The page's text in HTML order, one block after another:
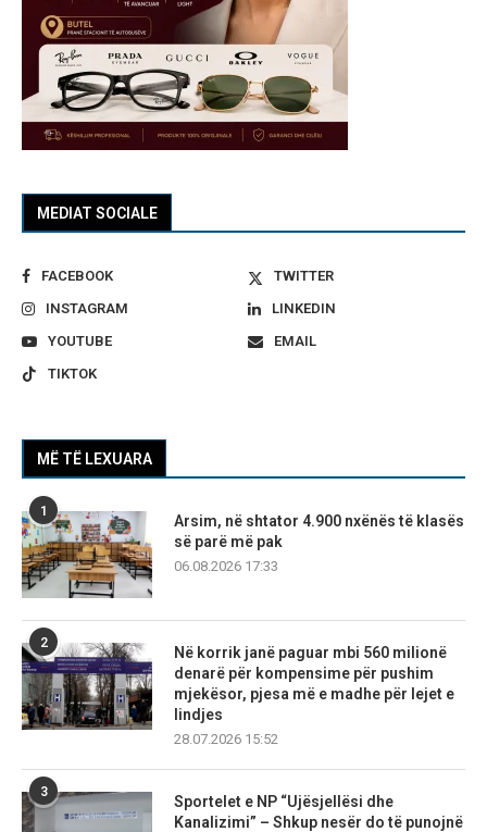
MEDIAT SOCIALE
FACEBOOK
TWITTER
INSTAGRAM
LINKEDIN
YOUTUBE
EMAIL
TIKTOK
MË TË LEXUARA
1
Arsim, në shtator 4.900 nxënës të klasës
së parë më pak
06.08.2026 17:33
2
Në korrik janë paguar mbi 560 milionë
denarë për kompensime për pushim
mjekësor, pjesa më e madhe për lejet e
lindjes
28.07.2026 15:52
3
Sportelet e NP “Ujësjellësi dhe
Kanalizimi” – Shkup nesër do të punojnë